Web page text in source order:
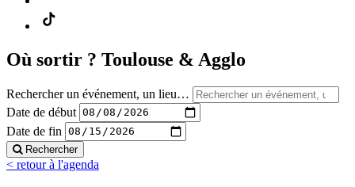
Où sortir ? Toulouse & Agglo
Rechercher un événement, un lieu…
Date de début
Date de fin
Rechercher
< retour à l'agenda